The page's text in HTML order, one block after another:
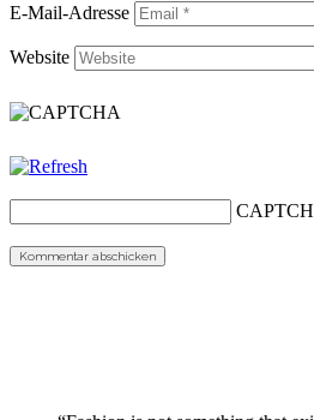
E-Mail-Adresse
Website